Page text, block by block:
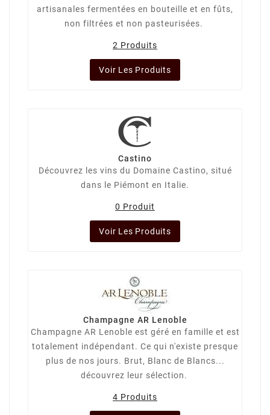
artisanales fermentées en bouteille et en fûts,
non filtrées et non pasteurisées.
2 Produits
Voir Les Produits
Castino
Découvrez les vins du Domaine Castino, situé
dans le Piémont en Italie.
0 Produit
Voir Les Produits
Champagne AR Lenoble
Champagne AR Lenoble est géré en famille et est
totalement indépendant. Ce qui n'existe presque
plus de nos jours. Brut, Blanc de Blancs...
découvrez leur sélection.
4 Produits